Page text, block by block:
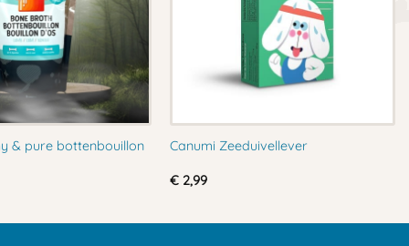
& pure bottenbouillon
Canumi Zeeduivellever
€2,99